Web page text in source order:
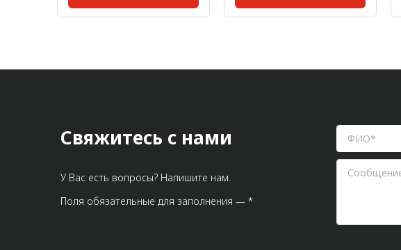
Длина, мм:
16;
Свяжитесь с нами
У Вас есть вопросы? Напишите нам.
Поля обязательные для заполнения — *